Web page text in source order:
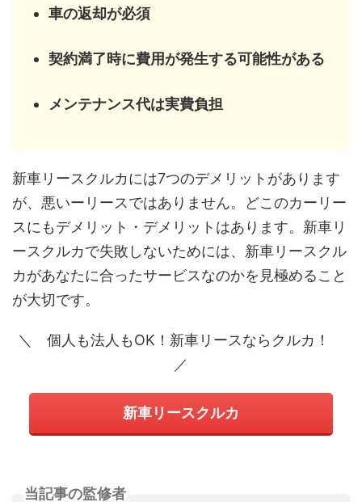
車の返却が必須
契約満了時に費用が発生する可能性がある
メンテナンス代は実費負担
新車リースクルカには7つのデメリットがあります
が、悪いーリースではありません。どこのカーリー
スにもデメリット・デメリットはあります。新車リ
ースクルカで失敗しないためには、新車リースクル
カがあなたに合ったサービスなのかを見極めること
が大切です。
＼ 個人も法人もOK！新車リースならクルカ！
／
新車リースクルカ
当記事の監修者